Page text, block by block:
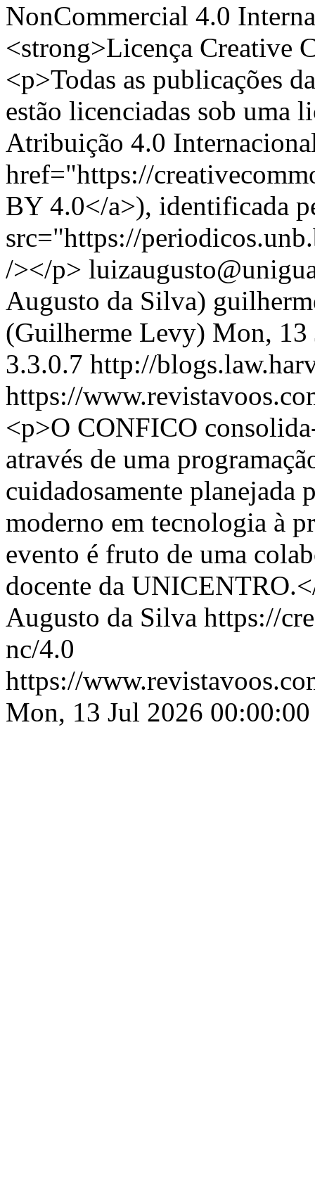
NonCommercial 4.0
<strong>Licença Creative
<p>Todas as publicações
estão licenciadas sob uma
Atribuição 4.0
href="https://
BY 4.0</a>), identificada
src="https://
/></p>
Augusto da Silva)
(Guilherme Levy) Mon, 13
3.3.0.7 http://
https://
<p>O CONFICO
através de uma
cuidadosamente planejada
moderno em tecnologia à
evento é fruto de uma
docente da
Augusto da Silva https://
nc/4.0
https://
Mon, 13 Jul 2026